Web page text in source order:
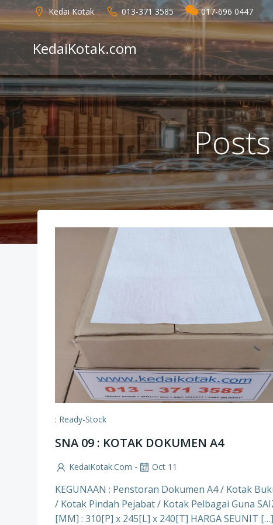
Skip
to
content
Kedai Kotak 013-371 3585 017-696 0447
KedaiKotak.com
: Ready-Stock
SNA 09 : KOTAK DOKUMEN A4
KedaiKotak.com - Oct 11
KEGUNAAN : Penstoran Dokumen A4 / Kotak
/ Kotak Pindah Pejabat / Kotak Pelbagai Guna
[MM] : 310[P] x 245[L] x 240[T] HARGA SEUNIT […]